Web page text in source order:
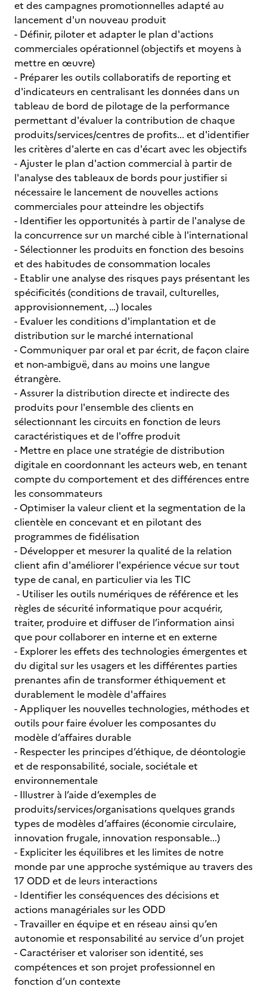
et des campagnes promotionnelles adapté au
lancement d'un nouveau produit
- Définir, piloter et adapter le plan d'actions
commerciales opérationnel (objectifs et moyens à
mettre en œuvre)
- Préparer les outils collaboratifs de reporting et
d'indicateurs en centralisant les données dans un
tableau de bord de pilotage de la performance
permettant d'évaluer la contribution de chaque
produits/services/centres de profits... et d'identifier
les critères d'alerte en cas d'écart avec les objectifs
- Ajuster le plan d'action commercial à partir de
l'analyse des tableaux de bords pour justifier si
nécessaire le lancement de nouvelles actions
commerciales pour atteindre les objectifs
- Identifier les opportunités à partir de l'analyse de
la concurrence sur un marché cible à l'international
- Sélectionner les produits en fonction des besoins
et des habitudes de consommation locales
- Etablir une analyse des risques pays présentant les
spécificités (conditions de travail, culturelles,
approvisionnement, …) locales
- Evaluer les conditions d'implantation et de
distribution sur le marché international
- Communiquer par oral et par écrit, de façon claire
et non-ambiguë, dans au moins une langue
étrangère.
- Assurer la distribution directe et indirecte des
produits pour l'ensemble des clients en
sélectionnant les circuits en fonction de leurs
caractéristiques et de l'offre produit
- Mettre en place une stratégie de distribution
digitale en coordonnant les acteurs web, en tenant
compte du comportement et des différences entre
les consommateurs
- Optimiser la valeur client et la segmentation de la
clientèle en concevant et en pilotant des
programmes de fidélisation
- Développer et mesurer la qualité de la relation
client afin d'améliorer l'expérience vécue sur tout
type de canal, en particulier via les TIC
- Utiliser les outils numériques de référence et les
règles de sécurité informatique pour acquérir,
traiter, produire et diffuser de l’information ainsi
que pour collaborer en interne et en externe
- Explorer les effets des technologies émergentes et
du digital sur les usagers et les différentes parties
prenantes afin de transformer éthiquement et
durablement le modèle d'affaires
- Appliquer les nouvelles technologies, méthodes et
outils pour faire évoluer les composantes du
modèle d’affaires durable
- Respecter les principes d’éthique, de déontologie
et de responsabilité, sociale, sociétale et
environnementale
- Illustrer à l’aide d’exemples de
produits/services/organisations quelques grands
types de modèles d’affaires (économie circulaire,
innovation frugale, innovation responsable...)
- Expliciter les équilibres et les limites de notre
monde par une approche systémique au travers des
17 ODD et de leurs interactions
- Identifier les conséquences des décisions et
actions managériales sur les ODD
- Travailler en équipe et en réseau ainsi qu’en
autonomie et responsabilité au service d’un projet
- Caractériser et valoriser son identité, ses
compétences et son projet professionnel en
fonction d’un contexte